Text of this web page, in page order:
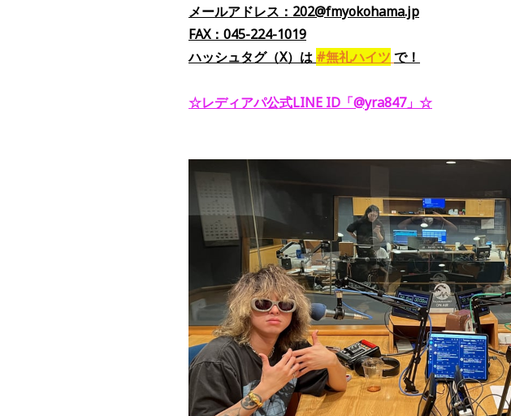
メールアドレス：202@fmyokohama.jp
FAX：045-224-1019
ハッシュタグ（X） は #無礼ハイツ で！
☆レディアパ公式LINE ID「@yra847」 ☆